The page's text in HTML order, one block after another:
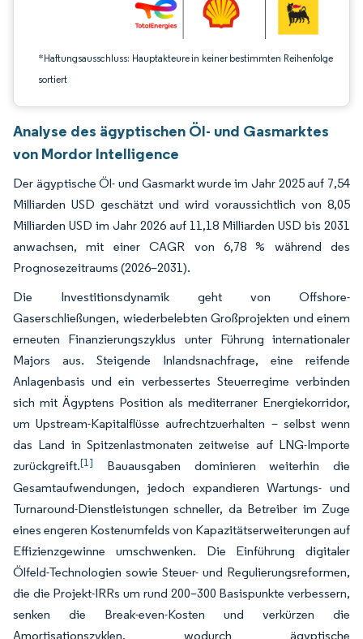
*Haftungsausschluss: Hauptakteure in keiner bestimmten Reihenfolge
sortiert
Analyse des ägyptischen Öl- und Gasmarktes
von Mordor Intelligence
Der ägyptische Öl- und Gasmarkt wurde im Jahr 2025 auf 7,54
Milliarden USD geschätzt und wird voraussichtlich von 8,05
Milliarden USD im Jahr 2026 auf 11,18 Milliarden USD bis 2031
anwachsen, mit einer CAGR von 6,78 % während des
Prognosezeitraums (2026–2031).
Die Investitionsdynamik geht von Offshore-
Gaserschließungen, wiederbelebten Großprojekten und einem
erneuten Finanzierungszyklus unter Führung internationaler
Majors aus. Steigende Inlandsnachfrage, eine reifende
Anlagenbasis und ein verbessertes Steuerregime verbinden
sich mit Ägyptens Position als mediterraner Energiekorridor,
um Upstream-Kapitalflüsse aufrechtzuerhalten – selbst wenn
das Land in Spitzenlastmonaten zeitweise auf LNG-Importe
zurückgreift.[1]
Bauausgaben dominieren weiterhin die
Gesamtaufwendungen, jedoch expandieren Wartungs- und
Turnaround-Dienstleistungen schneller, da Betreiber im Zuge
eines engeren Kostenumfelds von Kapazitätserweiterungen auf
Effizienzgewinne umschwenken. Die Einführung digitaler
Ölfeld-Technologien sowie Steuer- und Regulierungsreformen,
die die Projekt-IRRs um rund 200–300 Basispunkte verbessern,
senken die Break-even-Kosten und verkürzen die
Amortisationszyklen, wodurch ägyptische